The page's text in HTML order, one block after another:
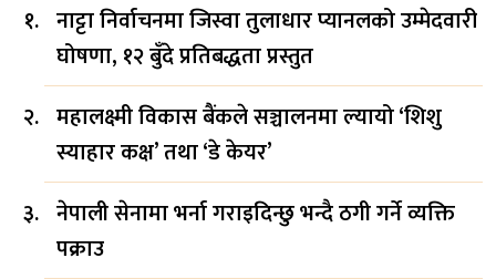
नाट्टा निर्वाचनमा जिस्वा तुलाधार प्यानलको उम्मेदवारी
घोषणा, १२ बुँदे प्रतिबद्धता प्रस्तुत
महालक्ष्मी विकास बैंकले सञ्चालनमा ल्यायो ‘शिशु
स्याहार कक्ष’ तथा ‘डे केयर’
नेपाली सेनामा भर्ना गराइदिन्छु भन्दै ठगी गर्ने व्यक्ति
पक्राउ